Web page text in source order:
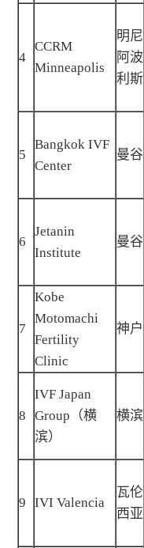
4
CCRM
Minneapolis
明尼
阿波
利斯
5
Bangkok IVF
Center
曼谷
6
Jetanin
Institute
曼谷
7
Kobe
Motomachi
Fertility
Clinic
神户
8
IVF Japan
Group（横
滨）
横滨
9 IVI Valencia
瓦伦
西亚